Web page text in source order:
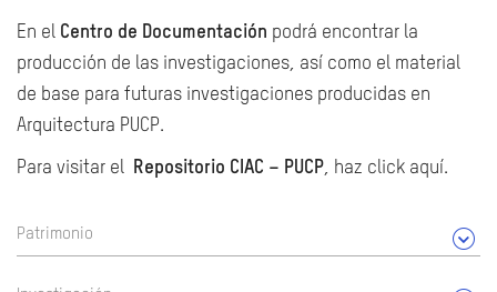
En el Centro de Documentación podrá encontrar la
producción de las investigaciones, así como el material
de base para futuras investigaciones producidas en
Arquitectura PUCP.
Para visitar el Repositorio CIAC – PUCP, haz click aquí.
Patrimonio